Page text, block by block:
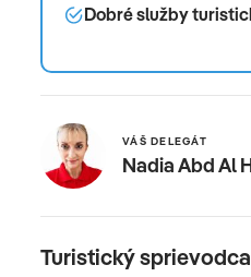
Dobré služby
VÁŠ DELEGÁT
Nadia Abd Al
Turistický sprievodca